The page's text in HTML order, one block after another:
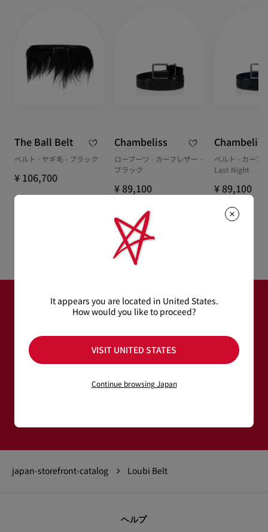
The Ball Belt
ベルト - ヤギ毛 - ブラック
¥ 106,700
Chambeliss
ローブーツ - カーフレザー -
ブラック
¥ 89,100
Chambeliss
ベルト - カーフ
Last Night
¥ 89,100
ニュースレター登録
メールアドレス＊
ウィメンズ コレクション メンズ コレクション
japan-storefront-catalog Loubi Belt
ヘルプ
It appears you are located in United States.
How would you like to proceed?
VISIT UNITED STATES
Continue browsing Japan